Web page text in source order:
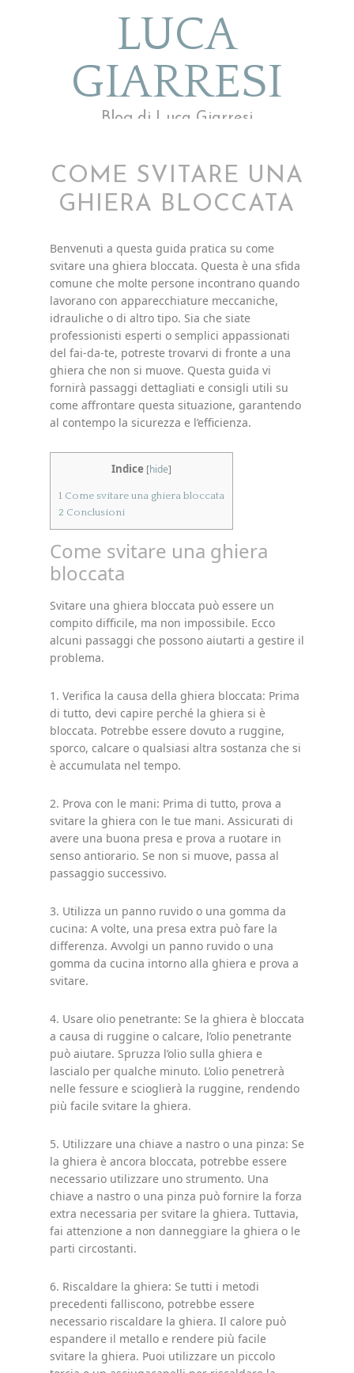
LUCA
GIARRESI
Blog di Luca Giarresi
COME SVITARE UNA
GHIERA BLOCCATA
Benvenuti a questa guida pratica su come
svitare una ghiera bloccata. Questa è una sfida
comune che molte persone incontrano quando
lavorano con apparecchiature meccaniche,
idrauliche o di altro tipo. Sia che siate
professionisti esperti o semplici appassionati
del fai-da-te, potreste trovarvi di fronte a una
ghiera che non si muove. Questa guida vi
fornirà passaggi dettagliati e consigli utili su
come affrontare questa situazione, garantendo
al contempo la sicurezza e l’efficienza.
Indice [hide]
1 Come svitare una ghiera bloccata
2 Conclusioni
Come svitare una ghiera
bloccata
Svitare una ghiera bloccata può essere un
compito difficile, ma non impossibile. Ecco
alcuni passaggi che possono aiutarti a gestire il
problema.
1. Verifica la causa della ghiera bloccata: Prima
di tutto, devi capire perché la ghiera si è
bloccata. Potrebbe essere dovuto a ruggine,
sporco, calcare o qualsiasi altra sostanza che si
è accumulata nel tempo.
2. Prova con le mani: Prima di tutto, prova a
svitare la ghiera con le tue mani. Assicurati di
avere una buona presa e prova a ruotare in
senso antiorario. Se non si muove, passa al
passaggio successivo.
3. Utilizza un panno ruvido o una gomma da
cucina: A volte, una presa extra può fare la
differenza. Avvolgi un panno ruvido o una
gomma da cucina intorno alla ghiera e prova a
svitare.
4. Usare olio penetrante: Se la ghiera è bloccata
a causa di ruggine o calcare, l’olio penetrante
può aiutare. Spruzza l’olio sulla ghiera e
lascialo per qualche minuto. L’olio penetrerà
nelle fessure e scioglierà la ruggine, rendendo
più facile svitare la ghiera.
5. Utilizzare una chiave a nastro o una pinza: Se
la ghiera è ancora bloccata, potrebbe essere
necessario utilizzare uno strumento. Una
chiave a nastro o una pinza può fornire la forza
extra necessaria per svitare la ghiera. Tuttavia,
fai attenzione a non danneggiare la ghiera o le
parti circostanti.
6. Riscaldare la ghiera: Se tutti i metodi
precedenti falliscono, potrebbe essere
necessario riscaldare la ghiera. Il calore può
espandere il metallo e rendere più facile
svitare la ghiera. Puoi utilizzare un piccolo